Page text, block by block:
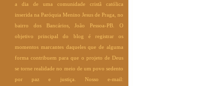
a dia de uma comunidade cristã católica
inserida na Paróquia Menino Jesus de Praga, no
bairro dos Bancários, João Pessoa-PB. O
objetivo principal do blog é registrar os
momentos marcantes daqueles que de alguma
forma contribuem para que o projeto de Deus
se torne realidade no meio de um povo sedento
por paz e justiça. Nosso e-mail: